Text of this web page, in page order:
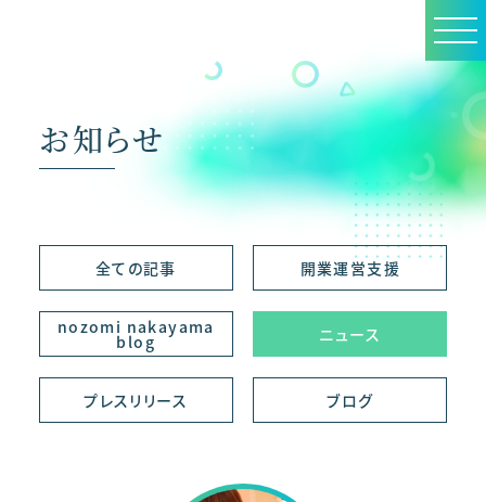
お知らせ
全ての記事 開業運営支援
nozomi nakayama
blog ニュース
プレスリリース ブログ